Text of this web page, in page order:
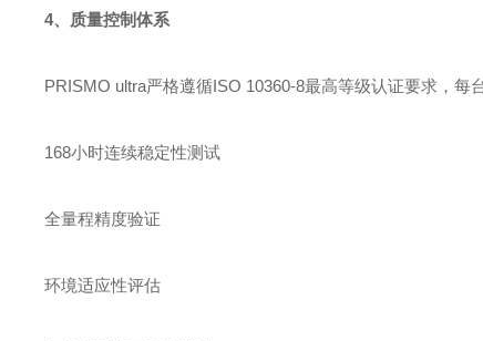
4、质量控制体系
PRISMO ultra严格遵循ISO 10360-8最高等级认证要求，每
168小时连续稳定性测试
全量程精度验证
环境适应性评估